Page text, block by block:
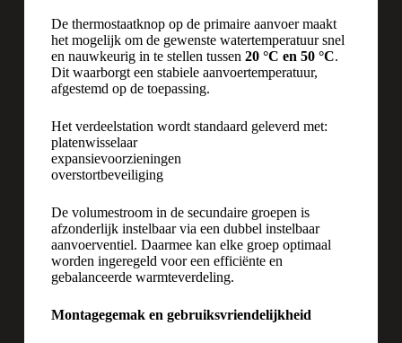
De thermostaatknop op de primaire aanvoer maakt
het mogelijk om de gewenste watertemperatuur snel
en nauwkeurig in te stellen tussen 20 °C en 50 °C.
Dit waarborgt een stabiele aanvoertemperatuur,
afgestemd op de toepassing.
Het verdeelstation wordt standaard geleverd met:
platenwisselaar
expansievoorzieningen
overstortbeveiliging
De volumestroom in de secundaire groepen is
afzonderlijk instelbaar via een dubbel instelbaar
aanvoerventiel. Daarmee kan elke groep optimaal
worden ingeregeld voor een efficiënte en
gebalanceerde warmteverdeling.
Montagegemak en gebruiksvriendelijkheid